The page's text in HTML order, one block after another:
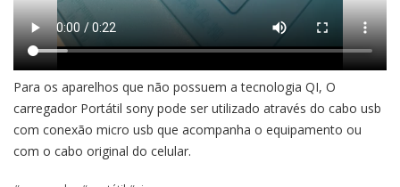
Para os aparelhos que não possuem a tecnologia QI, O
carregador Portátil sony pode ser utilizado através do cabo usb
com conexão micro usb que acompanha o equipamento ou
com o cabo original do celular.